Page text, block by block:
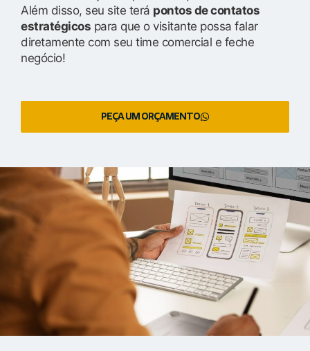
Além disso, seu site terá pontos de contatos
estratégicos para que o visitante possa falar
diretamente com seu time comercial e feche
negócio!
PEÇA UM ORÇAMENTO